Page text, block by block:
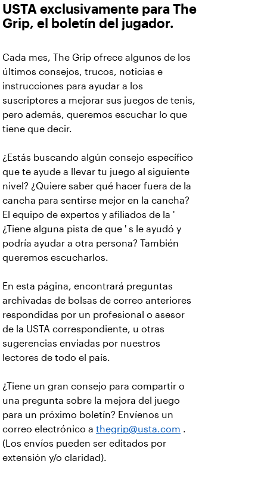
USTA exclusivamente para The
Grip, el boletín del jugador.
Cada mes, The Grip ofrece algunos de los
últimos consejos, trucos, noticias e
instrucciones para ayudar a los
suscriptores a mejorar sus juegos de tenis,
pero además, queremos escuchar lo que
tiene que decir.
¿Estás buscando algún consejo específico
que te ayude a llevar tu juego al siguiente
nivel? ¿Quiere saber qué hacer fuera de la
cancha para sentirse mejor en la cancha?
El equipo de expertos y afiliados de la '
¿Tiene alguna pista de que ' s le ayudó y
podría ayudar a otra persona? También
queremos escucharlos.
En esta página, encontrará preguntas
archivadas de bolsas de correo anteriores
respondidas por un profesional o asesor
de la USTA correspondiente, u otras
sugerencias enviadas por nuestros
lectores de todo el país.
¿Tiene un gran consejo para compartir o
una pregunta sobre la mejora del juego
para un próximo boletín? Envíenos un
correo electrónico a thegrip@usta.com .
(Los envíos pueden ser editados por
extensión y/o claridad).